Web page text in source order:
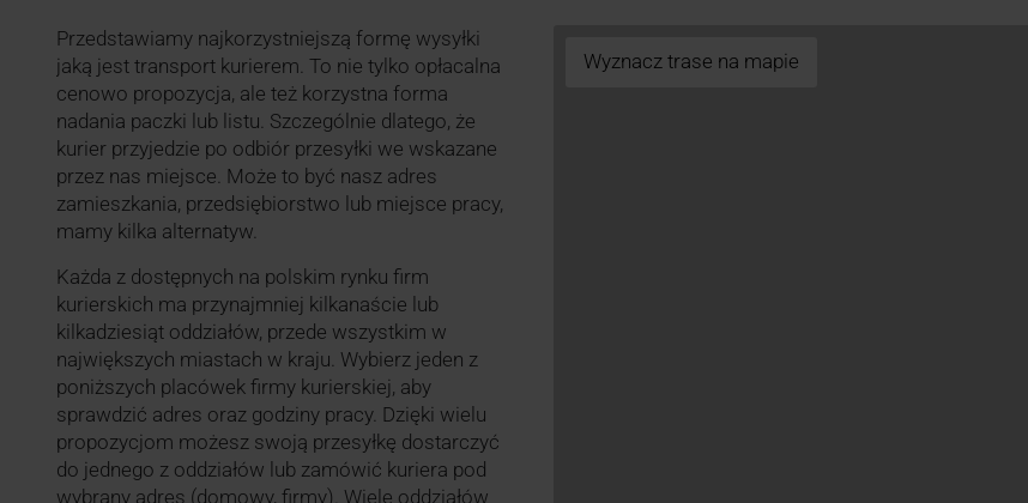
Przedstawiamy najkorzystniejszą formę wysyłki
jaką jest transport kurierem. To nie tylko opłacalna
cenowo propozycja, ale też korzystna forma
nadania paczki lub listu. Szczególnie dlatego, że
kurier przyjedzie po odbiór przesyłki we wskazane
przez nas miejsce. Może to być nasz adres
zamieszkania, przedsiębiorstwo lub miejsce pracy,
mamy kilka alternatyw.
Każda z dostępnych na polskim rynku firm
kurierskich ma przynajmniej kilkanaście lub
kilkadziesiąt oddziałów, przede wszystkim w
największych miastach w kraju. Wybierz jeden z
poniższych placówek firmy kurierskiej, aby
sprawdzić adres oraz godziny pracy. Dzięki wielu
propozycjom możesz swoją przesyłkę dostarczyć
do jednego z oddziałów lub zamówić kuriera pod
wybrany adres (domowy, firmy). Wiele oddziałów
Wyznacz trase na mapie